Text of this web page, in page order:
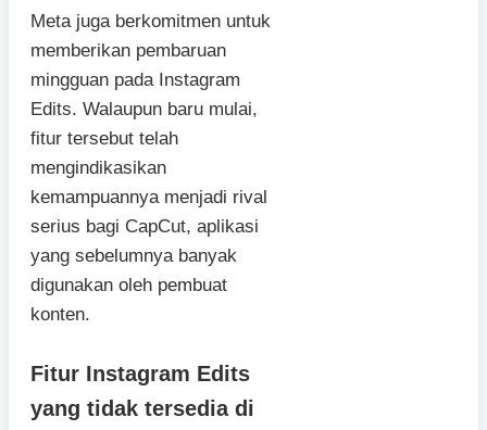
Meta juga berkomitmen untuk
memberikan pembaruan
mingguan pada Instagram
Edits. Walaupun baru mulai,
fitur tersebut telah
mengindikasikan
kemampuannya menjadi rival
serius bagi CapCut, aplikasi
yang sebelumnya banyak
digunakan oleh pembuat
konten.
Fitur Instagram Edits
yang tidak tersedia di